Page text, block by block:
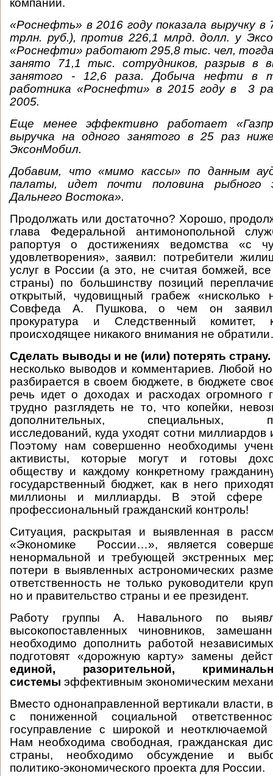
компаний.
«Роснефть» в 2016 году показала выручку в
трлн. руб.), против 226,1 млрд. долл. у
«Роснефти» работают 295,8 тыс. чел, тогда
занято 71,1 тыс. сотрудников, разрыв в
занятого - 12,6 раза. Добыча нефти в
работника «Роснефти» в 2015 году в 3
2005.
Еще менее эффективно работает
выручка на одного занятого в 25 раз
ЭксонМобил.
Добавим, что «мимо кассы» по данным
палаты, идет почти половина рыбного
Дальнего Востока».
Продолжать или достаточно? Хорошо,
глава Федеральной антимонопольной
рапортуя о достижениях ведомства «с
удовлетворения», заявил: потребители
услуг в России (а это, не считая бомжей,
страны) по большинству позиций
открытый, чудовищный грабеж «нисколько
Совфеда А. Пушкова, о чем он заявил
прокуратура и Следственный комитет,
происходящее никакого внимания не
Сделать выводы и не (или) потерять страну.
несколько выводов и комментариев. Любой
разбирается в своем бюджете, в бюджете
речь идет о доходах и расходах огромного
трудно разглядеть не то, что копейки,
дополнительных, специальных,
исследований, куда уходят сотни
Поэтому нам совершенно необходимы
активисты, которые могут и готовы
обществу и каждому конкретному
государственный бюджет, как в него
миллионы и миллиарды. В этой сфере
профессиональный гражданский контроль!
Ситуация, раскрытая и выявленная в
«Экономике России…», является
ненормальной и требующей экстренных
потери в выявленных астрономических
ответственность не только руководители
но и правительство страны и ее президент.
Работу группы А. Навального по
высокопоставленных чиновников,
необходимо дополнить работой
подготовят «дорожную карту» замены
единой, разорительной,
системы эффективным экономическим
Вместо однонаправленной вертикали власти,
с пониженной социальной
госуправление с широкой и неотключаемой
Нам необходима свободная, гражданская
страны, необходимо обсуждение и
политико-экономического проекта для России.